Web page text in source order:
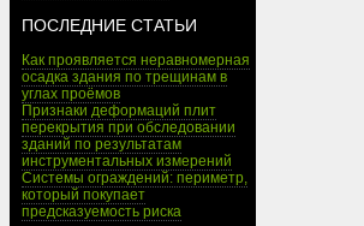
ПОСЛЕДНИЕ СТАТЬИ
Как проявляется неравномерная
осадка здания по трещинам в
углах проёмов
Признаки деформаций плит
перекрытия при обследовании
зданий по результатам
инструментальных измерений
Системы ограждений: периметр,
который покупает
предсказуемость риска